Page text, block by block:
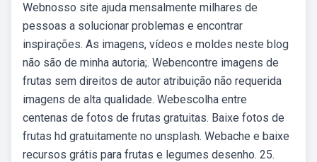
Webnosso site ajuda mensalmente milhares de
pessoas a solucionar problemas e encontrar
inspirações. As imagens, vídeos e moldes neste blog
não são de minha autoria;. Webencontre imagens de
frutas sem direitos de autor atribuição não requerida
imagens de alta qualidade. Webescolha entre
centenas de fotos de frutas gratuitas. Baixe fotos de
frutas hd gratuitamente no unsplash. Webache e baixe
recursos grátis para frutas e legumes desenho. 25.